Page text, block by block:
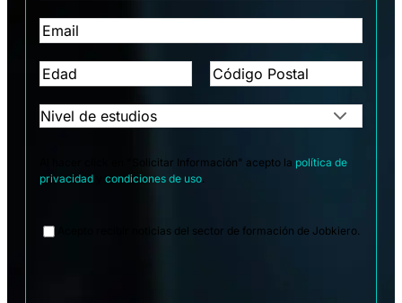
Al hacer click en "Solicitar Información" acepto la política de
privacidad
ycondiciones de uso.
LegalAcepto recibir noticias del sector de formación de Jobkiero.